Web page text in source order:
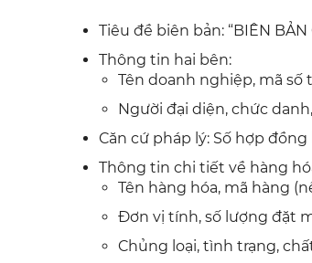
Tiêu đề biên bản: “BIÊN
Thông tin hai bên:
Tên doanh nghiệp, mã số
Người đại diện, chức
Căn cứ pháp lý: Số hợp
Thông tin chi tiết về hàng
Tên hàng hóa, mã hàng
Đơn vị tính, số lượng đặt
Chủng loại, tình trạng,